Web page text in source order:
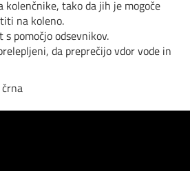
kolenčnike, tako da jih je mogoče
na koleno.
pomočjo odsevnikov.
da preprečijo vdor vode in